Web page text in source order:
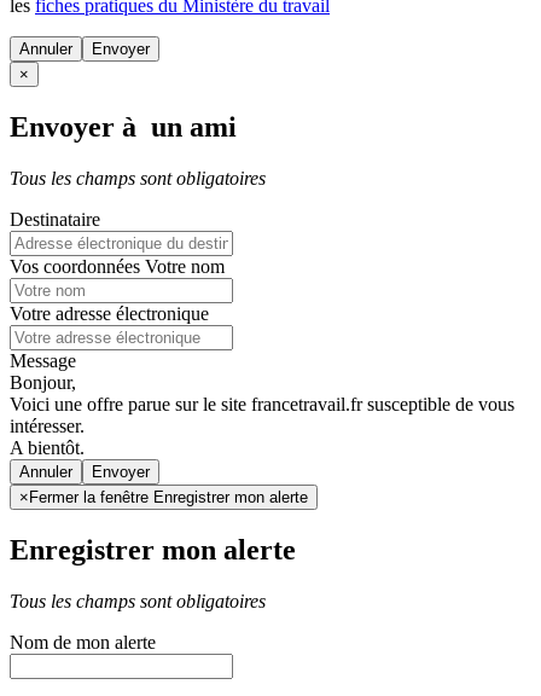
les fiches pratiques du Ministère du travail
Annuler
×
Envoyer à un ami
Tous les champs sont obligatoires
Destinataire
Vos coordonnées Votre nom
Votre adresse électronique
Message
Bonjour,
Voici une offre parue sur le site francetravail.fr susceptible de vous
intéresser.
A bientôt.
Annuler
× Fermer la fenêtre Enregistrer mon alerte
Enregistrer mon alerte
Tous les champs sont obligatoires
Nom de mon alerte